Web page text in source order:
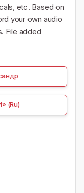
etc. Based on
your own audio
File added
(Ru)